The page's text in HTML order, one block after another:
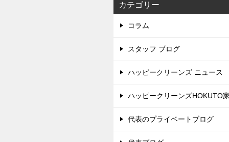
カテゴリー
コラム
スタッフ ブログ
ハッピークリーンズ ニュース
ハッピークリーンズHOKUTO
代表のプライベートブログ